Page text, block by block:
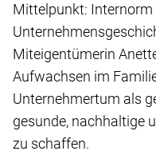
Mittelpunkt: Internorm
Miteigentümerin
Aufwachsen im
Unternehmertum als
gesunde, nachhaltige
zu schaffen.